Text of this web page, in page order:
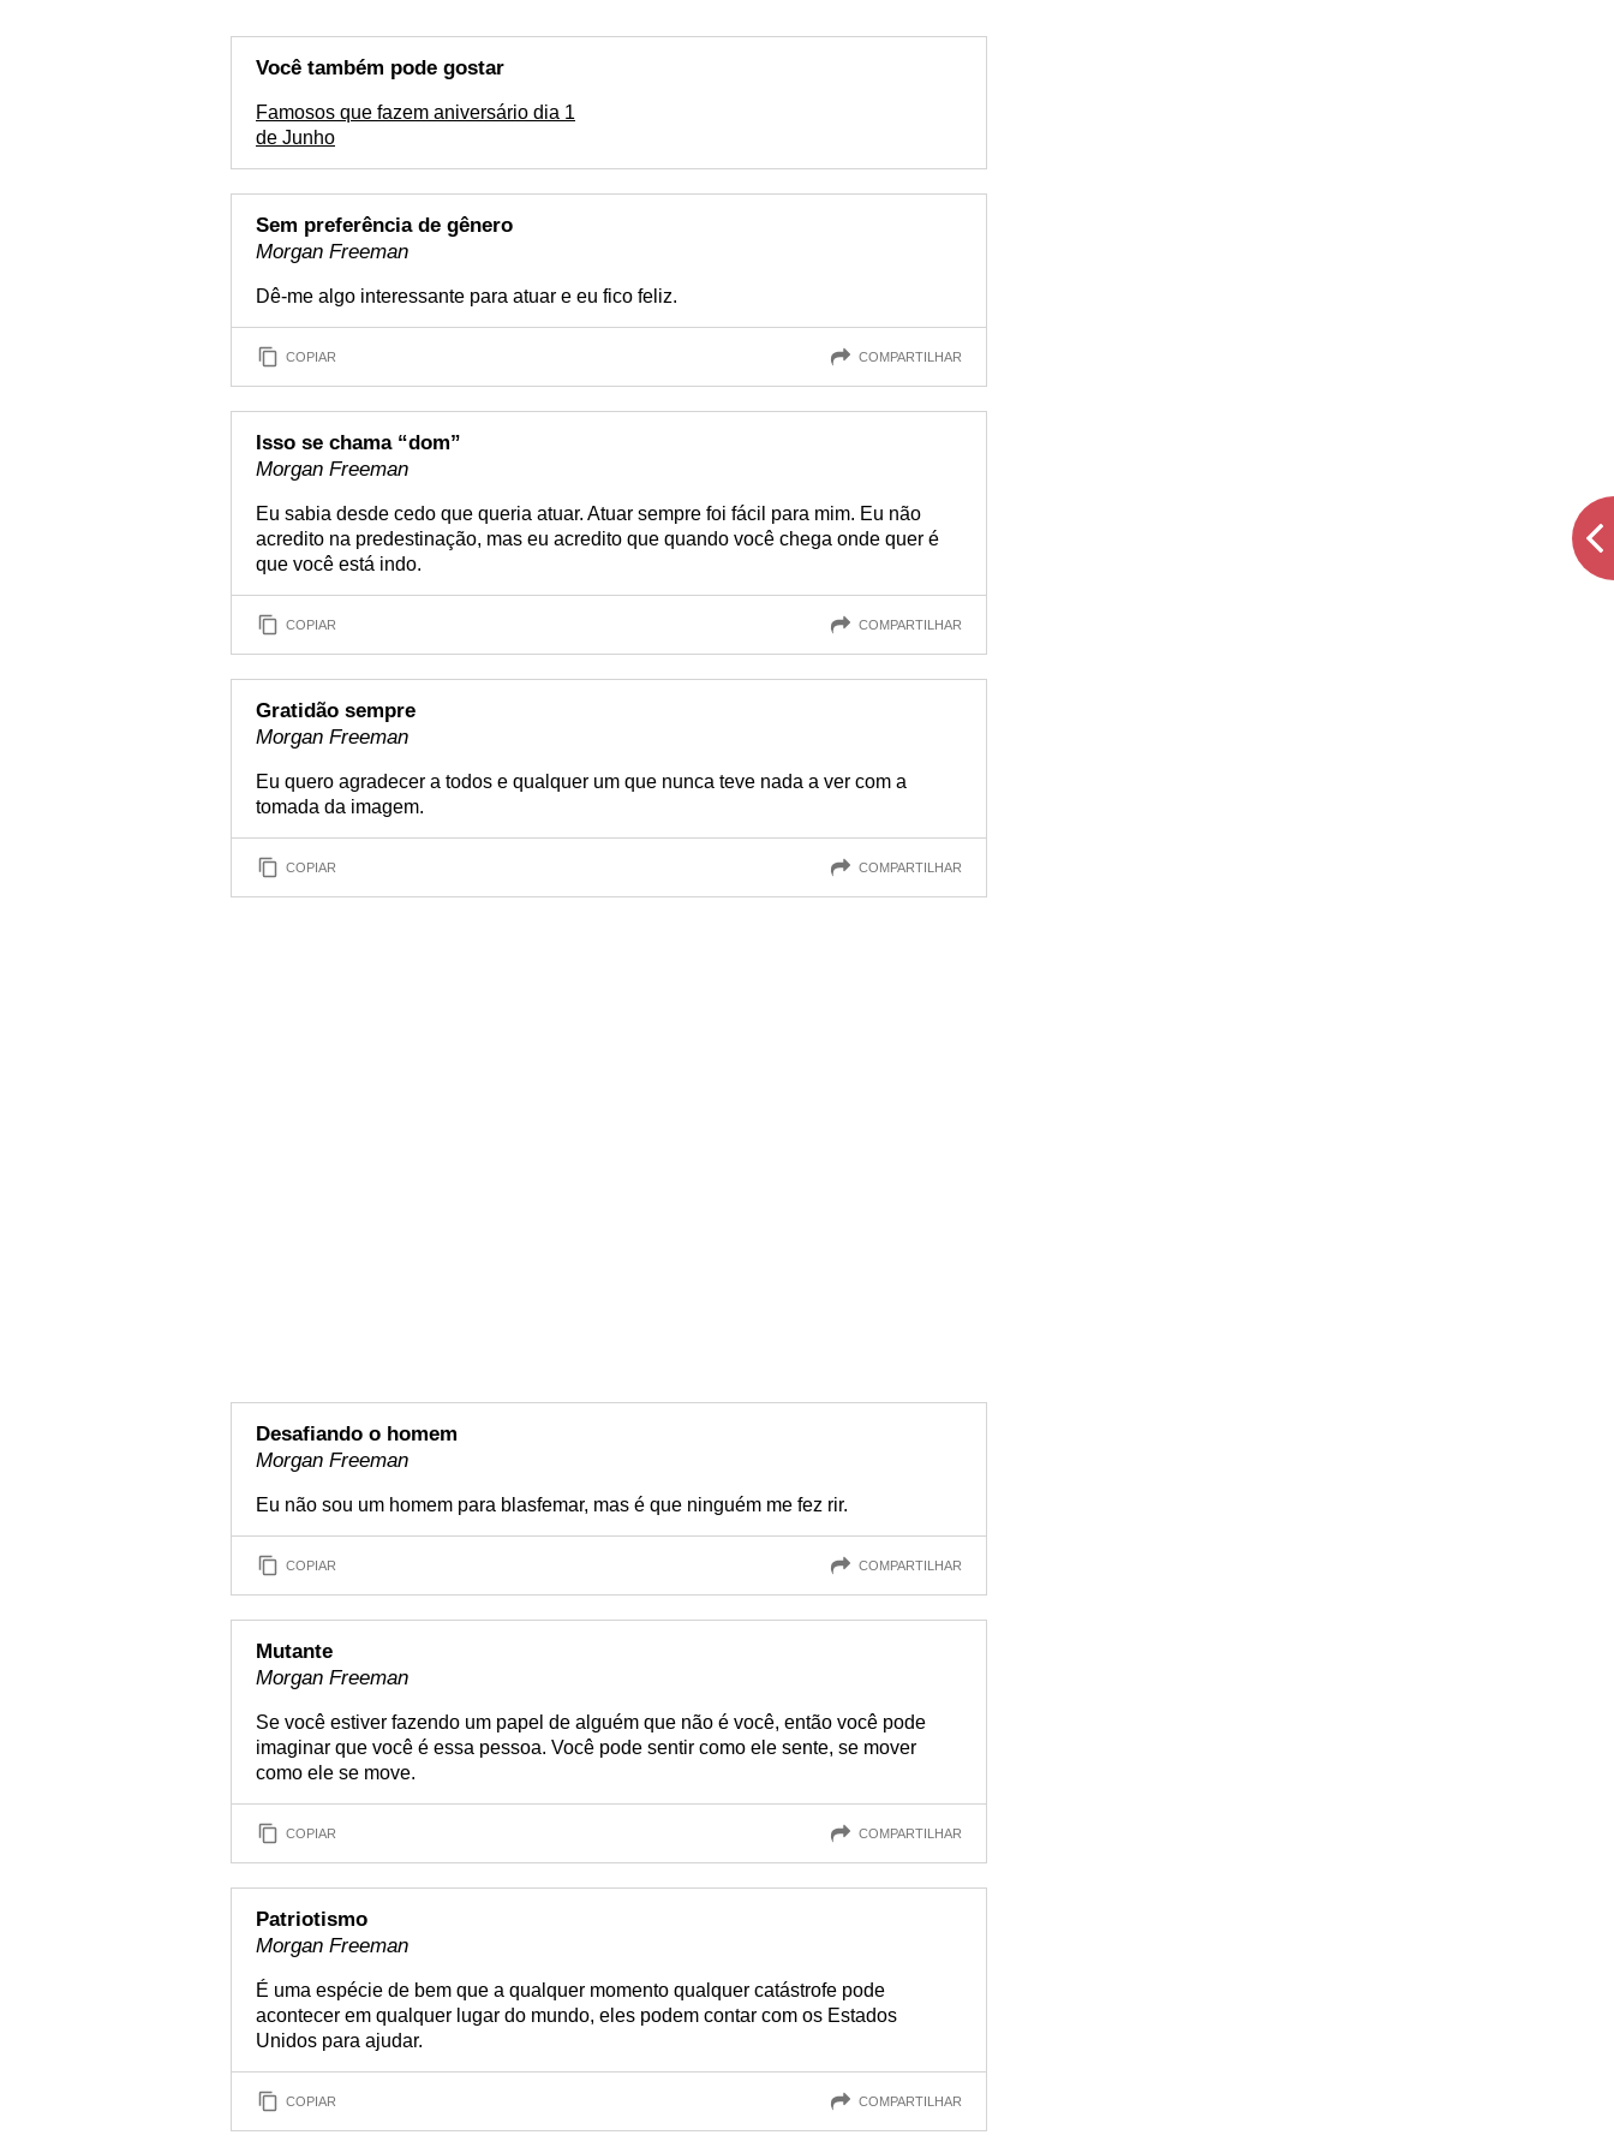
Você também pode gostar
Famosos que fazem aniversário dia 1
de Junho
Sem preferência de gênero
Morgan Freeman
Dê-me algo interessante para atuar e eu fico feliz.
COPIAR COMPARTILHAR
Isso se chama “dom”
Morgan Freeman
Eu sabia desde cedo que queria atuar. Atuar sempre foi fácil para mim. Eu não
acredito na predestinação, mas eu acredito que quando você chega onde quer é
que você está indo.
COPIAR COMPARTILHAR
Gratidão sempre
Morgan Freeman
Eu quero agradecer a todos e qualquer um que nunca teve nada a ver com a
tomada da imagem.
COPIAR COMPARTILHAR
Desafiando o homem
Morgan Freeman
Eu não sou um homem para blasfemar, mas é que ninguém me fez rir.
COPIAR COMPARTILHAR
Mutante
Morgan Freeman
Se você estiver fazendo um papel de alguém que não é você, então você pode
imaginar que você é essa pessoa. Você pode sentir como ele sente, se mover
como ele se move.
COPIAR COMPARTILHAR
Patriotismo
Morgan Freeman
É uma espécie de bem que a qualquer momento qualquer catástrofe pode
acontecer em qualquer lugar do mundo, eles podem contar com os Estados
Unidos para ajudar.
COPIAR COMPARTILHAR